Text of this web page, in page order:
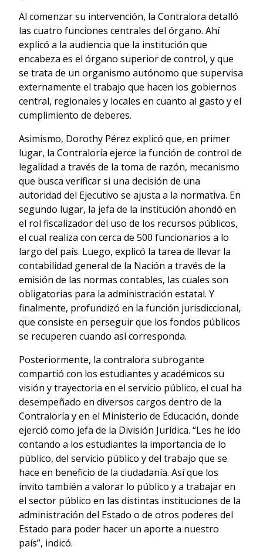
Al comenzar su intervención, la Contralora detalló
las cuatro funciones centrales del órgano. Ahí
explicó a la audiencia que la institución que
encabeza es el órgano superior de control, y que
se trata de un organismo autónomo que supervisa
externamente el trabajo que hacen los gobiernos
central, regionales y locales en cuanto al gasto y el
cumplimiento de deberes.
Asimismo, Dorothy Pérez explicó que, en primer
lugar, la Contraloría ejerce la función de control de
legalidad a través de la toma de razón, mecanismo
que busca verificar si una decisión de una
autoridad del Ejecutivo se ajusta a la normativa. En
segundo lugar, la jefa de la institución ahondó en
el rol fiscalizador del uso de los recursos públicos,
el cual realiza con cerca de 500 funcionarios a lo
largo del país. Luego, explicó la tarea de llevar la
contabilidad general de la Nación a través de la
emisión de las normas contables, las cuales son
obligatorias para la administración estatal. Y
finalmente, profundizó en la función jurisdiccional,
que consiste en perseguir que los fondos públicos
se recuperen cuando así corresponda.
Posteriormente, la contralora subrogante
compartió con los estudiantes y académicos su
visión y trayectoria en el servicio público, el cual ha
desempeñado en diversos cargos dentro de la
Contraloría y en el Ministerio de Educación, donde
ejerció como jefa de la División Jurídica. “Les he ido
contando a los estudiantes la importancia de lo
público, del servicio público y del trabajo que se
hace en beneficio de la ciudadanía. Así que los
invito también a valorar lo público y a trabajar en
el sector público en las distintas instituciones de la
administración del Estado o de otros poderes del
Estado para poder hacer un aporte a nuestro
país”, indicó.